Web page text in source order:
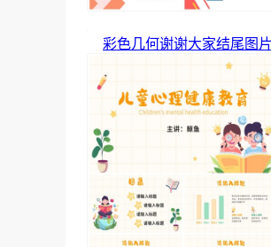
彩色几何谢谢大家结尾图